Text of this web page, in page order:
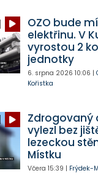
OZO bude
elektřinu. V
vyrostou 2
jednotky
6. srpna 2026 10:06 |
Kořistka
Zdrogovaný
vylezl bez
lezeckou
Místku
Včera 15:39 | Frýdek-